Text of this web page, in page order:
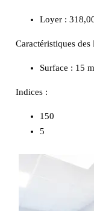
Loyer :
Caractéristiques des
Surface : 15
Indices :
150
5